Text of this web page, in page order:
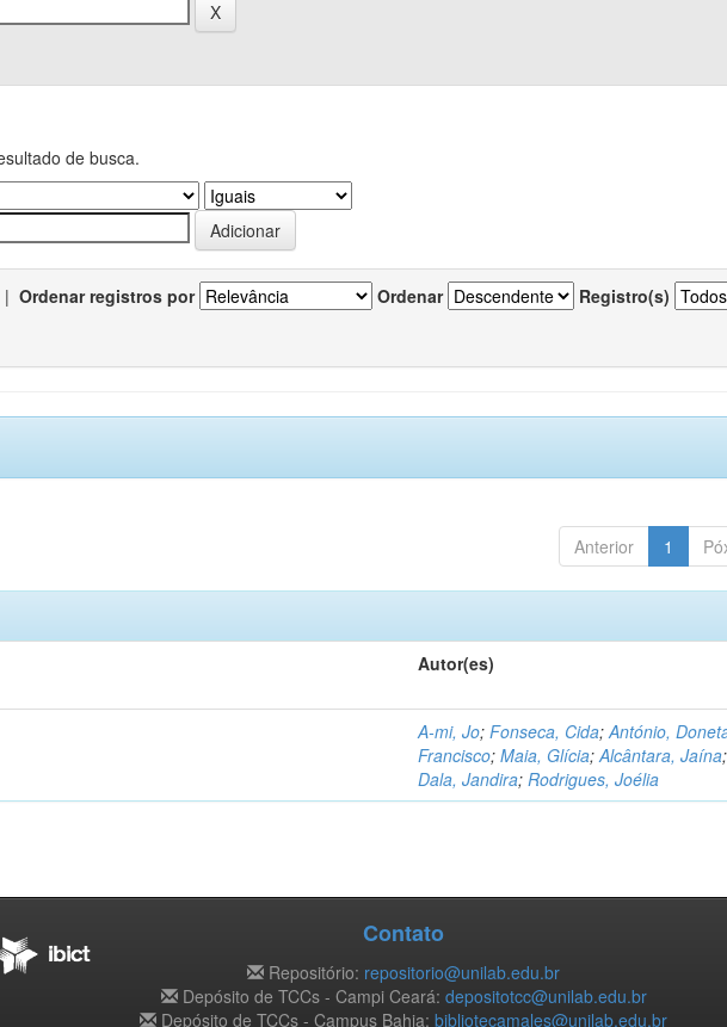
de busca.
| Ordenar registros por Ordenar Registro(s)
Anterior 1
Autor(es)
A-mi, Jo;Fonseca, Cida;António,
Francisco;Maia, Glícia;Alcântara, Jaína;
Dala, Jandira;Rodrigues, Joélia
Contato
Repositório: repositorio@unilab.edu.br
Depósito de TCCs - Campi Ceará: depositotcc@unilab.edu.br
Depósito de TCCs - Campus Bahia: bibliotecamales@unilab.edu.br